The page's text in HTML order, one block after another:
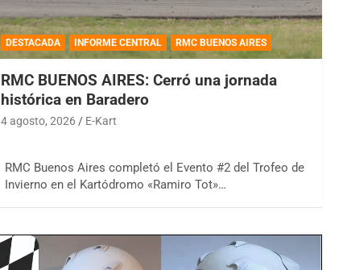
DESTACADA INFORME CENTRAL RMC BUENOS AIRES
RMC BUENOS AIRES: Cerró una jornada
histórica en Baradero
4 agosto, 2026 E-Kart
RMC Buenos Aires completó el Evento #2 del Trofeo de
Invierno en el Kartódromo «Ramiro Tot»…